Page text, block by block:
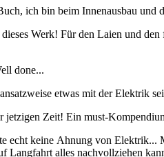
ich bin beim Innenausbau und
Werk! Für den Laien und
done...
etwas mit der Elektrik
jetzigen Zeit! Ein must-
echt keine Ahnung von Elektrik...
Langfahrt alles nachvollziehen